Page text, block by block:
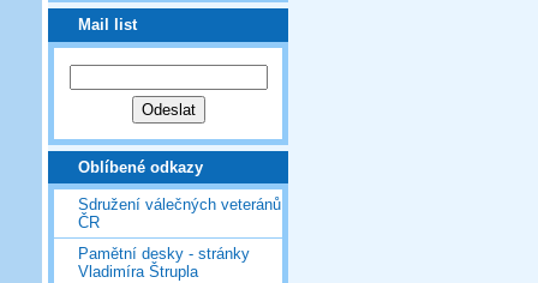
Mail list
Oblíbené odkazy
Sdružení válečných veteránů
ČR
Pamětní desky - stránky
Vladimíra Štrupla